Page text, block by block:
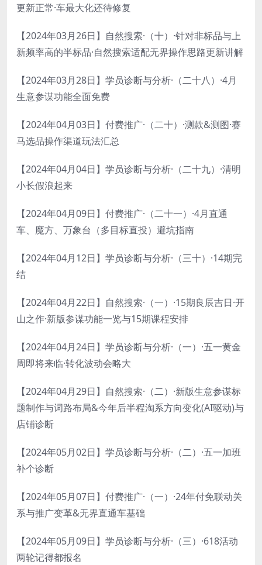
更新正常·车最大化还待修复
【2024年03月26日】自然搜索·（十）·针对非标品与上
新频率高的半标品·自然搜索适配无界操作思路更新讲解
【2024年03月28日】学员诊断与分析·（二十八）·4月
生意参谋功能全面免费
【2024年04月03日】付费推广·（二十）·测款&测图·赛
马选品操作渠道玩法汇总
【2024年04月04日】学员诊断与分析·（二十九）·清明
小长假浪起来
【2024年04月09日】付费推广·（二十一）·4月直通
车、魔方、万象台（多目标直投）避坑指南
【2024年04月12日】学员诊断与分析·（三十）·14期完
结
【2024年04月22日】自然搜索·（一）·15期良辰吉日·开
山之作·新版参谋功能一览与15期课程安排
【2024年04月24日】学员诊断与分析·（一）·五一黄金
周即将来临·转化波动会略大
【2024年04月29日】自然搜索·（二）·新版生意参谋标
题制作与词路布局&今年后半程淘系方向变化(AI驱动)与
店铺诊断
【2024年05月02日】学员诊断与分析·（二）·五一加班
补个诊断
【2024年05月07日】付费推广·（一）·24年付免联动关
系与推广变革&无界直通车基础
【2024年05月09日】学员诊断与分析·（三）·618活动
两轮记得都报名